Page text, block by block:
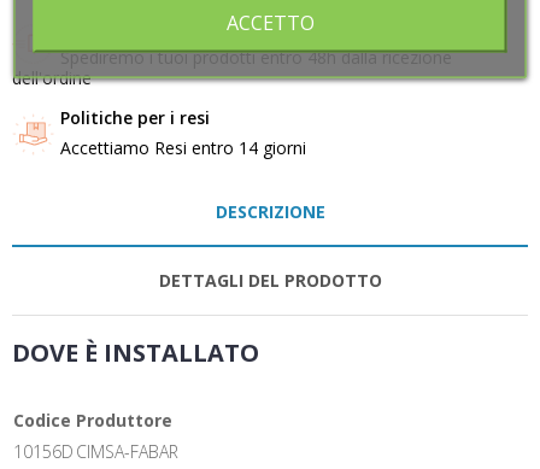
Politiche per le spedizioni
Spediremo i tuoi prodotti entro 48h dalla ricezione
dell'ordine
Politiche per i resi
Accettiamo Resi entro 14 giorni
DESCRIZIONE
DETTAGLI DEL PRODOTTO
DOVE È INSTALLATO
Codice Produttore
10156D CIMSA-FABAR
ACCETTO
ACCETTO